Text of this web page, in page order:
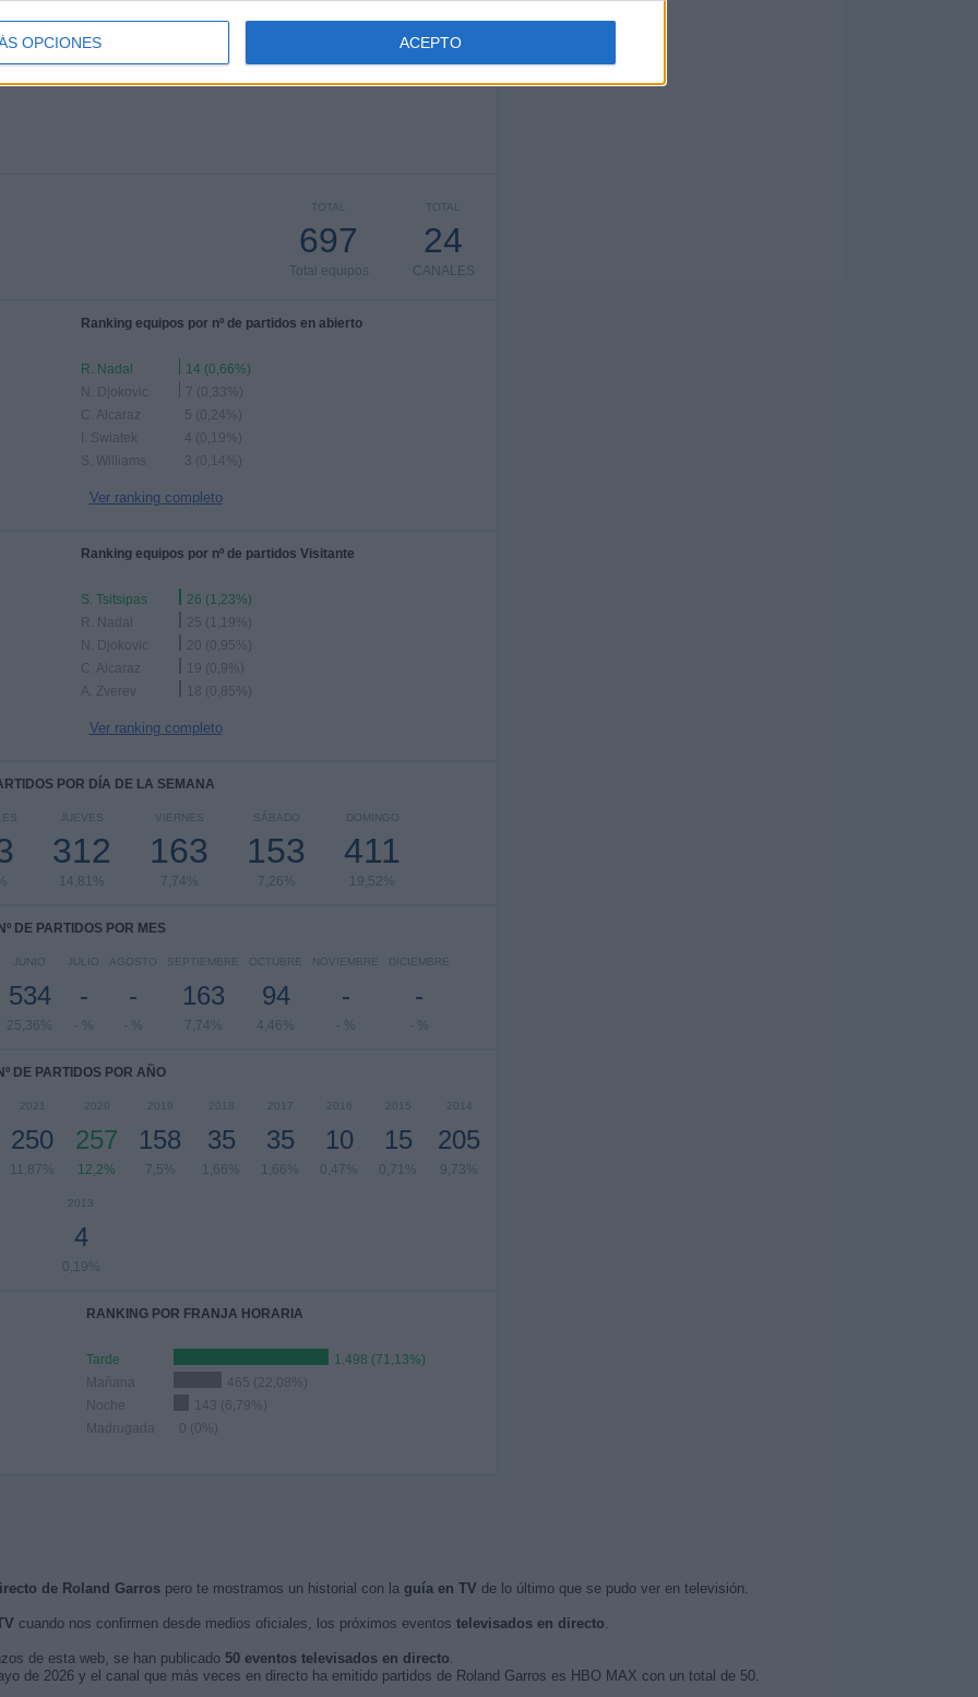
OPCIONES ACEPTO
24
CANALES TV
61
SIN PARTIDO
2,3
CANALES POR
TOTAL
24
CANALES
TOTAL
697
Total equipos
Ranking equipos por nº de partidos en abierto
R. Nadal
14 (0,66%)
N. Djokovic
7 (0,33%)
C. Alcaraz
5 (0,24%)
I. Swiatek
4 (0,19%)
S. Williams
3 (0,14%)
Ver ranking completo
Ranking equipos por nº de partidos Visitante
S. Tsitsipas
26 (1,23%)
R. Nadal
25 (1,19%)
N. Djokovic
20 (0,95%)
C. Alcaraz
19 (0,9%)
A. Zverev
18 (0,85%)
Ver ranking completo
POR DÍA DE LA SEMANA
JUEVES
312
14,81%
VIERNES
163
7,74%
SÁBADO
153
7,26%
DOMINGO
411
19,52%
Nº DE PARTIDOS POR MES
JUNIO
534
25,36%
JULIO
-
- %
AGOSTO
-
- %
SEPTIEMBRE
163
7,74%
OCTUBRE
94
4,46%
NOVIEMBRE
-
- %
DICIEMBRE
-
- %
DE PARTIDOS POR AÑO
2021
250
11,87%
2020
257
12,2%
2019
158
7,5%
2018
35
1,66%
2017
35
1,66%
2016
10
0,47%
2015
15
0,71%
2014
205
9,73%
2013
4
0,19%
RANKING POR FRANJA HORARIA
Tarde
1.498 (71,13%)
Mañana
465 (22,08%)
Noche
143 (6,79%)
Madrugada
0 (0%)
de Roland Garrospero te mostramos un historial con la guía en TV de lo último que se pudo ver en televisión.
cuando nos confirmen desde medios oficiales, los próximos eventos televisados en directo.
de esta web, se han publicado 50 eventos televisados en directo.
de 2026 y el canal que más veces en directo ha emitido partidos de Roland Garros es HBO MAX con un total de 50.